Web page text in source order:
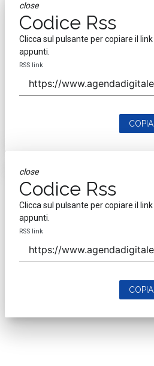
close
Codice Rss
Clicca sul pulsante per copiare il link
appunti.
RSS link
close
Codice Rss
Clicca sul pulsante per copiare il link
appunti.
RSS link